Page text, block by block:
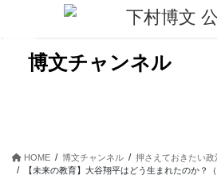
博文チャンネル
HOME 博文チャンネル
押さえておきたい政
【未来の教育】大谷翔平はどう生まれたのか？